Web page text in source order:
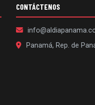
CONTÁCTENOS
Panamá, Rep. de